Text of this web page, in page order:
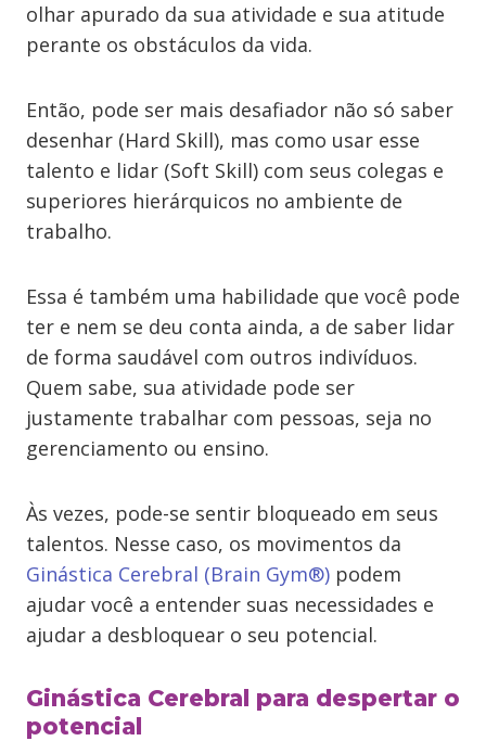
olhar apurado da sua atividade e sua atitude
perante os obstáculos da vida.
Então, pode ser mais desafiador não só saber
desenhar (Hard Skill), mas como usar esse
talento e lidar (Soft Skill) com seus colegas e
superiores hierárquicos no ambiente de
trabalho.
Essa é também uma habilidade que você pode
ter e nem se deu conta ainda, a de saber lidar
de forma saudável com outros indivíduos.
Quem sabe, sua atividade pode ser
justamente trabalhar com pessoas, seja no
gerenciamento ou ensino.
Às vezes, pode-se sentir bloqueado em seus
talentos. Nesse caso, os movimentos da
Ginástica Cerebral (Brain Gym®) podem
ajudar você a entender suas necessidades e
ajudar a desbloquear o seu potencial.
Ginástica Cerebral para despertar o
potencial